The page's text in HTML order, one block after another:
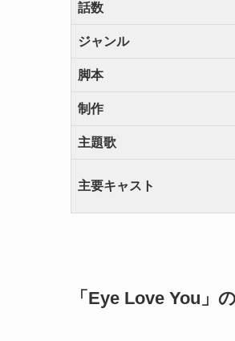
話数
ジャンル
脚本
制作
主題歌
主要キャスト
「Eye Love You」